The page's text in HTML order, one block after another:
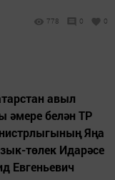
778 0 0
авыл
әмере белән ТР
Яңа
төлек Идарәсе
Евгеньевич